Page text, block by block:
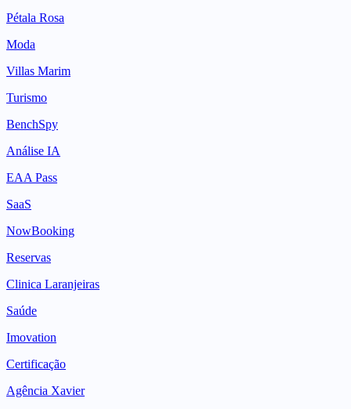
Pétala Rosa
Moda
Villas Marim
Turismo
BenchSpy
Análise IA
EAA Pass
SaaS
NowBooking
Reservas
Clinica Laranjeiras
Saúde
Imovation
Certificação
Agência Xavier